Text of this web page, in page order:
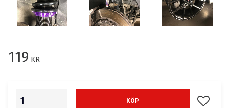
119 KR
KÖP Lägg